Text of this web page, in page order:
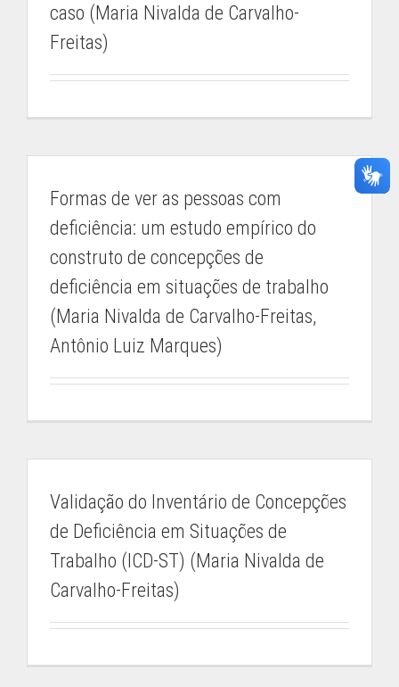
caso (Maria Nivalda de Carvalho-
Freitas)
Formas de ver as pessoas com
deficiência: um estudo empírico do
construto de concepções de
deficiência em situações de trabalho
(Maria Nivalda de Carvalho-Freitas,
Antônio Luiz Marques)
Validação do Inventário de Concepções
de Deficiência em Situações de
Trabalho (ICD-ST) (Maria Nivalda de
Carvalho-Freitas)